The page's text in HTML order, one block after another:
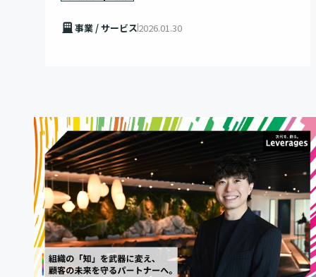
事業 / サービス2026.01.30